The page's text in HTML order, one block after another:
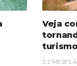
Veja
2 MESES